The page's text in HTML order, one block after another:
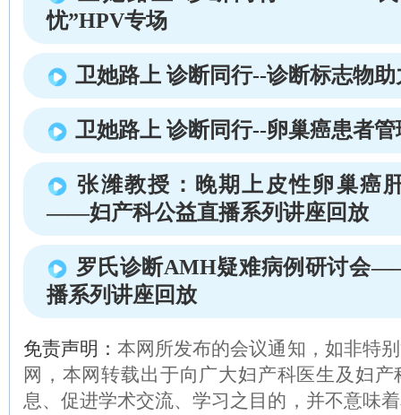
忧”HPV专场
卫她路上 诊断同行--诊断标志物
卫她路上 诊断同行--卵巢癌患者
张潍教授：晚期上皮性卵巢癌
——妇产科公益直播系列讲座回放
罗氏诊断AMH疑难病例研讨会
播系列讲座回放
免责声明：本网所发布的会议通知，如非特
网，本网转载出于向广大妇产科医生及妇
息、促进学术交流、学习之目的，并不意味